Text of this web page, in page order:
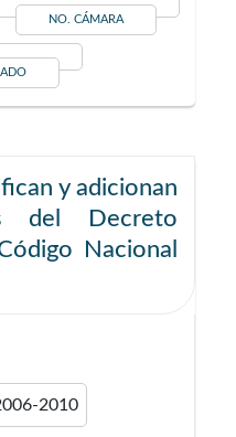
NO. CÁMARA
y adicionan
del Decreto
Nacional
2010